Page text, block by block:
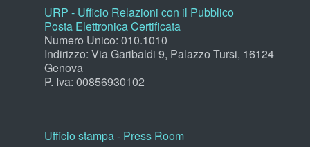
URP - Ufficio Relazioni con il Pubblico
Posta Elettronica Certificata
Numero Unico: 010.1010
Indirizzo: Via Garibaldi 9, Palazzo Tursi, 16124
Genova
P. Iva: 00856930102
Ufficio stampa - Press Room